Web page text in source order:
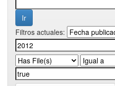
Filtros actuales: